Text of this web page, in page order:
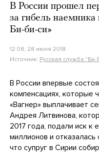
В России прошел
за гибель наемника
Би-би-си»
12:08, 28 июня 2018
Источник: Русская служба "Би-
В России впервые
компенсациях, которые
«Вагнер» выплачивает
Андрея Литвинова,
2017 года, подали иск к
миллионов и
что супруг в Сирии